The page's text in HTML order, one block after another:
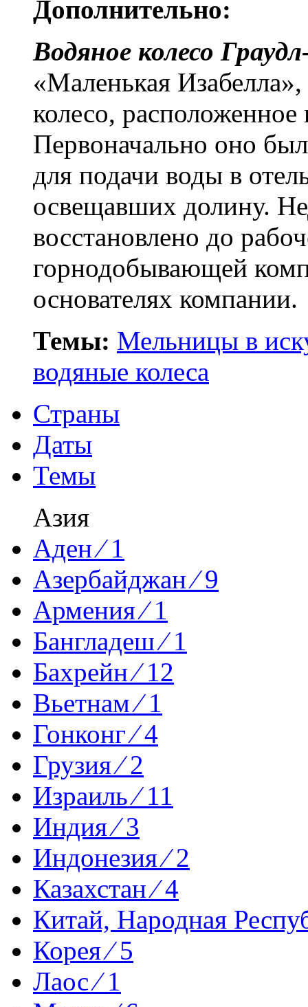
Дополнительно:
Водяное колесо
«Маленькая
колесо,
Первоначально оно
для подачи воды в
освещавших долину.
восстановлено до
горнодобывающей
основателях компании.
Темы: Мельницы в
водяные колеса
Страны
Даты
Темы
Азия
Аден ⁄ 1
Азербайджан ⁄ 9
Армения ⁄ 1
Бангладеш ⁄ 1
Бахрейн ⁄ 12
Вьетнам ⁄ 1
Гонконг ⁄ 4
Грузия ⁄ 2
Израиль ⁄ 11
Индия ⁄ 3
Индонезия ⁄ 2
Казахстан ⁄ 4
Китай, Народная
Корея ⁄ 5
Лаос ⁄ 1